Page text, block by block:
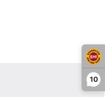
10
la
pour